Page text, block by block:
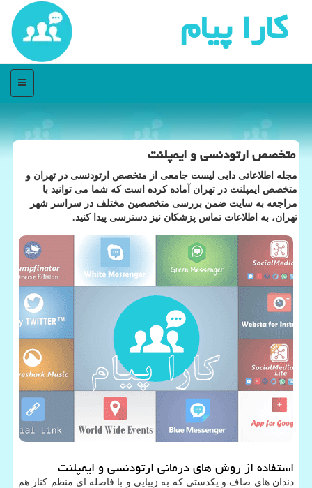
كارا پیام
منو
متخصص ارتودنسی و ایمپلنت
مجله اطلاعاتی دابی لیست جامعی از متخصص ارتودنسی در تهران و
متخصص ایمپلنت در تهران آماده کرده است که شما می توانید با
مراجعه به سایت ضمن بررسی متخصصین مختلف در سراسر شهر
تهران، به اطلاعات تماس پزشکان نیز دسترسی پیدا کنید.
استفاده از روش های درمانی ارتودنسی و ایمپلنت
دندان های صاف و یکدستی که به زیبایی و با فاصله ای منظم کنار هم